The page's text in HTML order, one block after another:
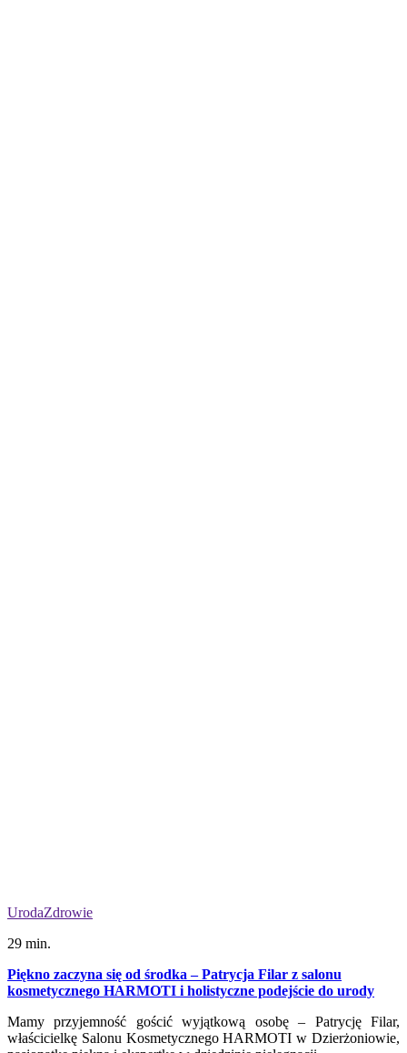
UrodaZdrowie
29 min.
Piękno zaczyna się od środka – Patrycja Filar z salonu
kosmetycznego HARMOTI i holistyczne podejście do urody
Mamy przyjemność gościć wyjątkową osobę – Patrycję Filar,
właścicielkę Salonu Kosmetycznego HARMOTI w Dzierżoniowie,